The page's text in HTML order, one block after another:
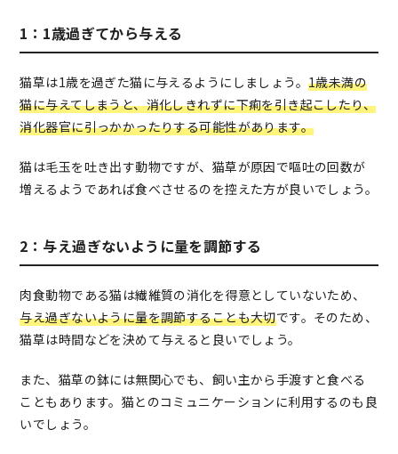
1：1歳過ぎてから与える
猫草は1歳を過ぎた猫に与えるようにしましょう。1歳未満の
猫に与えてしまうと、消化しきれずに下痢を引き起こしたり、
消化器官に引っかかったりする可能性があります。
猫は毛玉を吐き出す動物ですが、猫草が原因で嘔吐の回数が
増えるようであれば食べさせるのを控えた方が良いでしょう。
2：与え過ぎないように量を調節する
肉食動物である猫は繊維質の消化を得意としていないため、
与え過ぎないように量を調節することも大切です。そのため、
猫草は時間などを決めて与えると良いでしょう。
また、猫草の鉢には無関心でも、飼い主から手渡すと食べる
こともあります。猫とのコミュニケーションに利用するのも良
いでしょう。